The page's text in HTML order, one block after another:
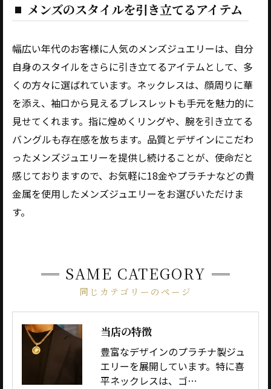
メンズのスタイルを引き立てるアイテム
幅広い年代のお客様に人気のメンズジュエリーは、自分
自身のスタイルをさらに引き立てるアイテムとして、多
くの方々に選ばれています。ネックレスは、顔周りに華
を添え、袖口から見えるブレスレットも手元を魅力的に
見せてくれます。指に煌めくリングや、腕を引き立てる
バングルも存在感を放ちます。品質とデザインにこだわ
ったメンズジュエリーを提供し続けることが、使命だと
感じておりますので、お気軽に18金やプラチナなどの貴
金属を使用したメンズジュエリーをお選びいただけま
す。
同じカテゴリーのページ
SAME CATEGORY
当店の特徴
豊富なデザインのプラチナ製ジュ
エリーを展開しています。特に喜
平ネックレスは、ゴ…